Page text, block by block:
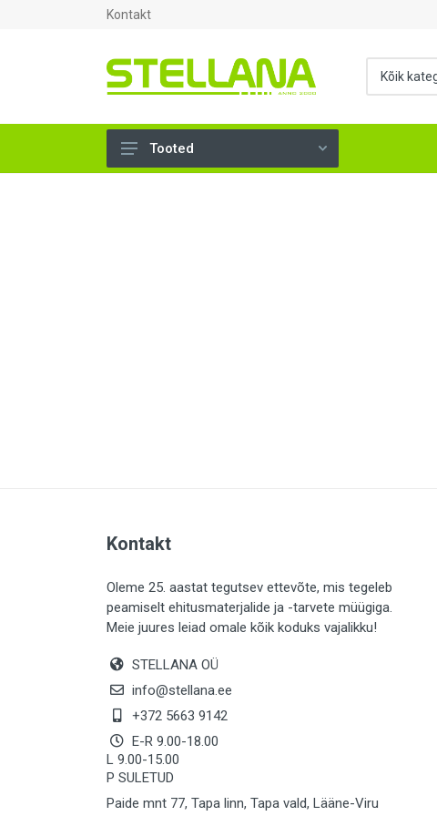
Kontakt
LIISTUD (183)
KIVID (31)
KATTED (133)
MAALRITARBED (1029)
SOOJUSTUS (15)
KEEMIA (222)
TÖÖRIIDED (117)
SAUN (8)
Tooted
Kontakt
Oleme 25. aastat tegutsev ettevõte, mis tegeleb
peamiselt ehitusmaterjalide ja -tarvete müügiga.
Meie juures leiad omale kõik koduks vajalikku!
STELLANA OÜ
info@stellana.ee
+372 5663 9142
E-R 9.00-18.00
L 9.00-15.00
P SULETUD
Paide mnt 77, Tapa linn, Tapa vald, Lääne-Viru